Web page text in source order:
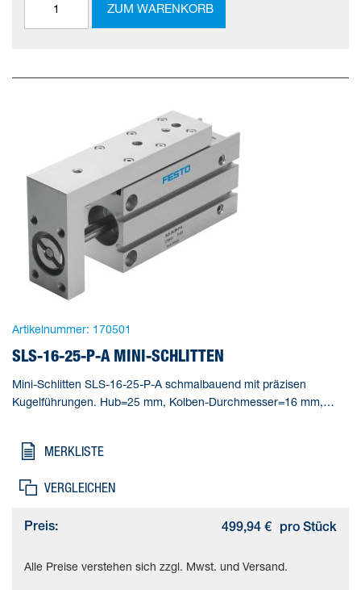
ZUM WARENKORB
Artikelnummer: 170501
SLS-16-25-P-A MINI-SCHLITTEN
Mini-Schlitten SLS-16-25-P-A schmalbauend mit präzisen
Kugelführungen. Hub=25 mm, Kolben-Durchmesser=16 mm,
MERKLISTE
VERGLEICHEN
Preis: 499,94 € pro Stück
Alle Preise verstehen sich zzgl. Mwst. und Versand.